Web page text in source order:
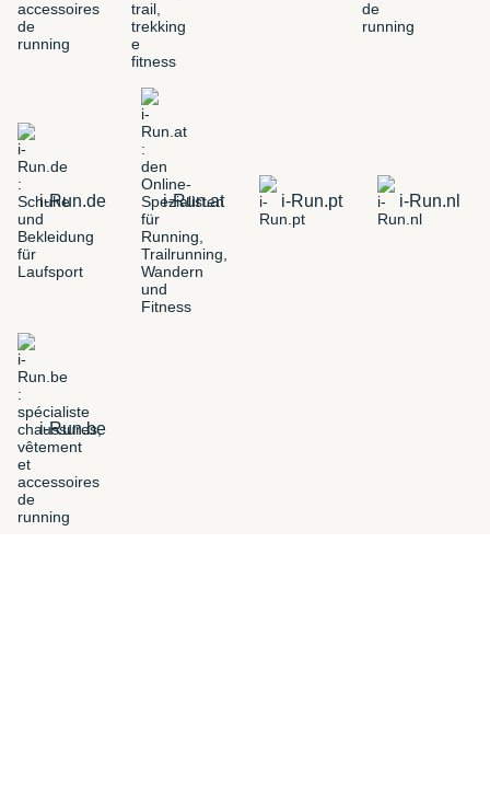
i-Run.de i-Run.at i-Run.pt i-Run.nl
i-Run.be